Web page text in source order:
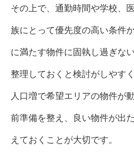
その上で、通勤時間や学校、
族にとって優先度の高い条件
に満たす物件に固執し過ぎな
整理しておくと検討がしやすく
人口増で希望エリアの物件が
前準備を整え、良い物件が出
えておくことが大切です。